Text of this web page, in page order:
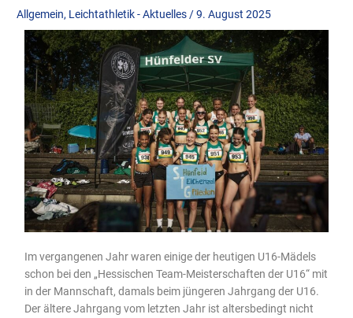
Allgemein, Leichtathletik - Aktuelles /9. August 2025
Im vergangenen Jahr waren einige der heutigen U16-Mädels
schon bei den „Hessischen Team-Meisterschaften der U16“ mit
in der Mannschaft, damals beim jüngeren Jahrgang der U16.
Der ältere Jahrgang vom letzten Jahr ist altersbedingt nicht